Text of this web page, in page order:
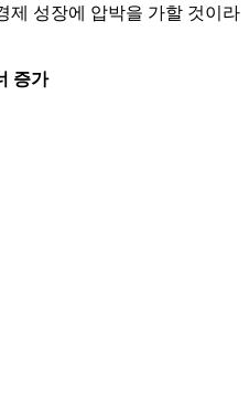
제 성장에 압박을 가할 것이라
증가